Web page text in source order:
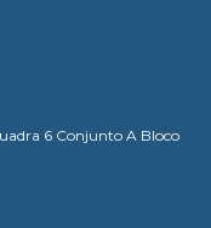
6 Conjunto A Bloco